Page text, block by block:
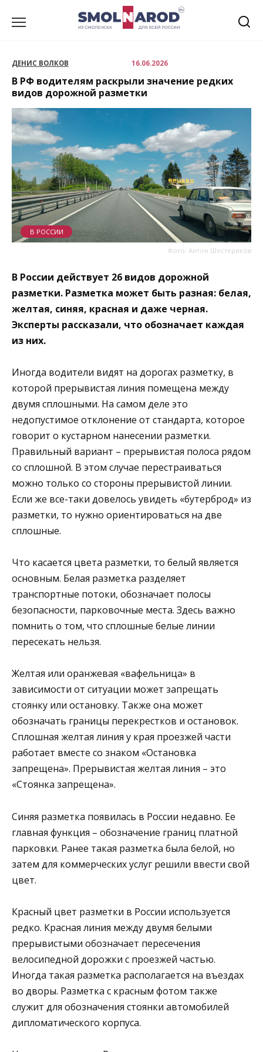
ДЕНИС ВОЛКОВ 16.06.2026
В РФ водителям раскрыли значение редких
видов дорожной разметки
Фото: Антон Шестериков
В РОССИИ
В России действует 26 видов дорожной
разметки. Разметка может быть разная: белая,
желтая, синяя, красная и даже черная.
Эксперты рассказали, что обозначает каждая
из них.
Иногда водители видят на дорогах разметку, в
которой прерывистая линия помещена между
двумя сплошными. На самом деле это
недопустимое отклонение от стандарта, которое
говорит о кустарном нанесении разметки.
Правильный вариант – прерывистая полоса рядом
со сплошной. В этом случае перестраиваться
можно только со стороны прерывистой линии.
Если же все-таки довелось увидеть «бутерброд» из
разметки, то нужно ориентироваться на две
сплошные.
Что касается цвета разметки, то белый является
основным. Белая разметка разделяет
транспортные потоки, обозначает полосы
безопасности, парковочные места. Здесь важно
помнить о том, что сплошные белые линии
пересекать нельзя.
Желтая или оранжевая «вафельница» в
зависимости от ситуации может запрещать
стоянку или остановку. Также она может
обозначать границы перекрестков и остановок.
Сплошная желтая линия у края проезжей части
работает вместе со знаком «Остановка
запрещена». Прерывистая желтая линия – это
«Стоянка запрещена».
Синяя разметка появилась в России недавно. Ее
главная функция – обозначение границ платной
парковки. Ранее такая разметка была белой, но
затем для коммерческих услуг решили ввести свой
цвет.
Красный цвет разметки в России используется
редко. Красная линия между двумя белыми
прерывистыми обозначает пересечения
велосипедной дорожки с проезжей частью.
Иногда такая разметка располагается на въездах
во дворы. Разметка с красным фотом также
служит для обозначения стоянки автомобилей
дипломатического корпуса.